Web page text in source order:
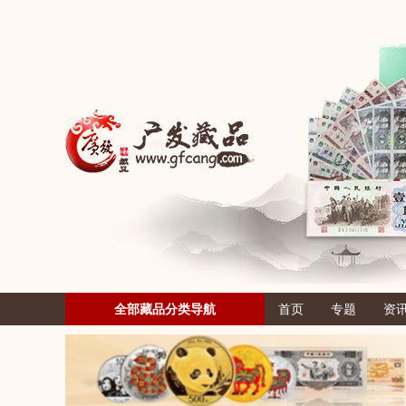
全部藏品分类导航 首页 专题 资